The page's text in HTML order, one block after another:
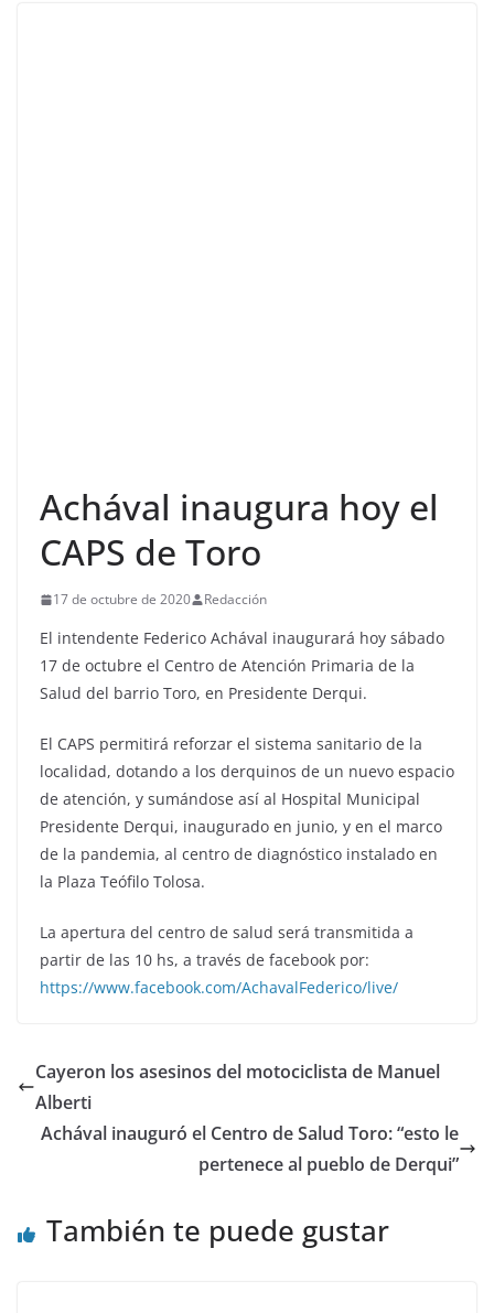
Achával inaugura hoy el
CAPS de Toro
17 de octubre de 2020 Redacción
El intendente Federico Achával inaugurará hoy sábado
17 de octubre el Centro de Atención Primaria de la
Salud del barrio Toro, en Presidente Derqui.
El CAPS permitirá reforzar el sistema sanitario de la
localidad, dotando a los derquinos de un nuevo espacio
de atención, y sumándose así al Hospital Municipal
Presidente Derqui, inaugurado en junio, y en el marco
de la pandemia, al centro de diagnóstico instalado en
la Plaza Teófilo Tolosa.
La apertura del centro de salud será transmitida a
partir de las 10 hs, a través de facebook por:
https://www.facebook.com/AchavalFederico/live/
Cayeron los asesinos del motociclista de Manuel
Alberti
Achával inauguró el Centro de Salud Toro: “esto le
pertenece al pueblo de Derqui”
También te puede gustar